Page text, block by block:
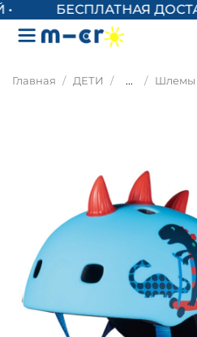
БЕСПЛАТНАЯ
Главная ДЕТИ ... Шлемы